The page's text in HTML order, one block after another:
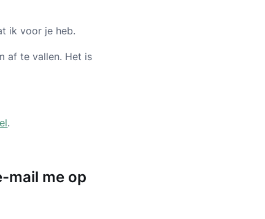
ik voor je heb.
af te vallen. Het is
.
mail me op